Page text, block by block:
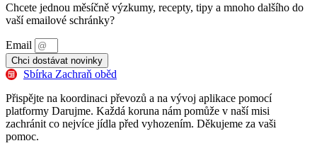
Chcete jednou měsíčně výzkumy, recepty, tipy a mnoho dalšího do
vaší emailové schránky?
Email
Chci dostávat novinky
Sbírka Zachraň oběd
Přispějte na koordinaci převozů a na vývoj aplikace pomocí
platformy Darujme. Každá koruna nám pomůže v naší misi
zachránit co nejvíce jídla před vyhozením. Děkujeme za vaši
pomoc.